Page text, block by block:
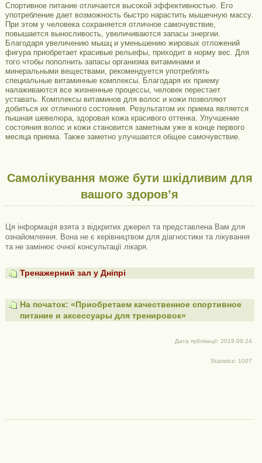
Спортивное питание отличается высокой эффективностью. Его
употребление дает возможность быстро нарастить мышечную массу.
При этом у человека сохраняется отличное самочувствие,
повышается выносливость, увеличиваются запасы энергии.
Благодаря увеличению мышц и уменьшению жировых отложений
фигура приобретает красивые рельефы, приходит в норму вес. Для
того чтобы пополнить запасы организма витаминами и
минеральными веществами, рекомендуется употреблять
специальные витаминные комплексы. Благодаря их приему
налаживаются все жизненные процессы, человек перестает
уставать. Комплексы витаминов для волос и кожи позволяют
добиться их отличного состояния. Результатом их приема является
пышная шевелюра, здоровая кожа красивого оттенка. Улучшение
состояния волос и кожи становится заметным уже в конце первого
месяца приема. Также заметно улучшается общее самочувствие.
Самолікування може бути шкідливим для
вашого здоров’я
Ця інформація взята з відкритих джерел та представлена ​​Вам для
ознайомлення. Вона не є керівництвом для діагностики та лікування
та не замінює очної консультації лікаря.
Тренажерний зал у Дніпрі
На початок: «Приобретаем качественное спортивное
питание и аксессуары для тренировок»
Дата публікації: 2019.09.24
Statistics: 1007